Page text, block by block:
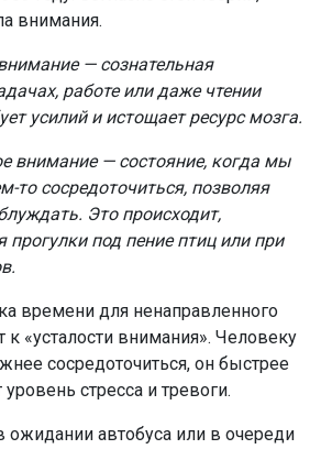
внимания.
— сознательная
работе или даже чтении
усилий и истощает ресурс мозга.
внимание — состояние, когда мы
то сосредоточиться, позволяя
Это происходит,
прогулки под пение птиц или при
времени для ненаправленного
«усталости внимания». Человеку
сосредоточиться, он быстрее
уровень стресса и тревоги.
автобуса или в очереди